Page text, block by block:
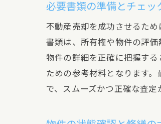
必要書類の準備とチェッ
不動産売却を成功させるた
書類は、所有権や物件の評
物件の詳細を正確に把握す
ための参考材料となります
で、スムーズかつ正確な査定